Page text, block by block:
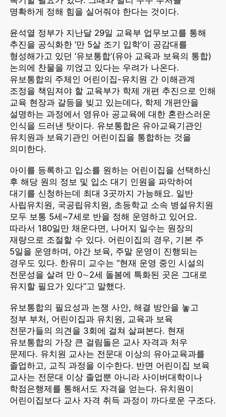
명확하게 정해 힘을 실어줘야 한다는 것이다.
윤석열 정부가 지난달 29일 교육부 업무보고를 통해
추진을 공식화한 ‘만 5살 조기 입학’이 공감대를
형성해가고 있던 ‘유보통합’(유아 교육과 보육의 통합)
논의에 찬물을 끼얹고 있다는 우려가 나온다.
유보통합의 주체인 어린이집-유치원 간 이해관계
조정을 책임져야 할 교육부가 학제 개편 추진으로 인해
교육 현장과 갈등을 빚고 있는데다, 학제 개편안을
설명하는 과정에서 영유아 공교육에 대한 혼란스러운
인식을 드러낸 탓이다. 유보통합은 유아교육기관인
유치원과 보육기관인 어린이집을 통합하는 것을
의미한다.
아이를 등록하고 입소를 원하는 어린이집을 선택하신
후 해당 원의 정보 및 입소 대기 인원을 파악하여
대기를 신청하는데 최대 3곳까지 가능해요. 일반
사립유치원, 국공립유치원, 초등학교 소속 병설유치원
모두 보통 5세~7세로 반을 정해 운영하고 있어요.
따라서 180일만 채운다면, 나머지 일수는 원장의
재량으로 조절할 수 있다. 어린이집의 경우, 기본 주
5일을 운영하며, 야간 보육, 주말 운영이 진행되는
경우도 있다. 한유미 교수는 “현재 운영 중인 시설의
전문성을 살려 만 0∼2세 돌봄에 특화된 곳은 그대로
유지할 필요가 있다”고 말했다.
유보통합의 필요성과 논쟁 사안, 해결 방안을 놓고
정부 부처, 어린이집과 유치원, 교육과 보육
전문가들의 의견을 3회에 걸쳐 살펴본다. 현재
유보통합의 가장 큰 걸림돌은 교사 자격과 처우
문제다. 유치원 교사는 전문대 이상의 유아교육과를
졸업하고, 교직 과정을 이수한다. 반면 어린이집 보육
교사는 전문대 이상 졸업뿐 아니라 사이버대학이나
학점은행제를 통해서도 자격을 얻는다. 유치원이
어린이집보다 교사 자격 취득 과정이 까다로운 구조다.